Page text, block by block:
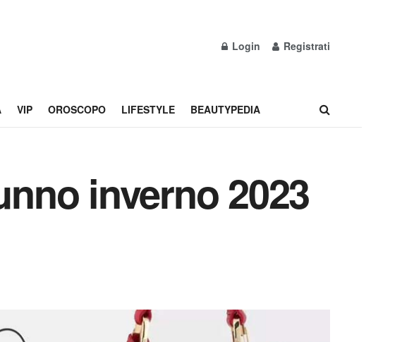
Login Registrati
VIP OROSCOPO LIFESTYLE BEAUTYPEDIA
inverno 2023